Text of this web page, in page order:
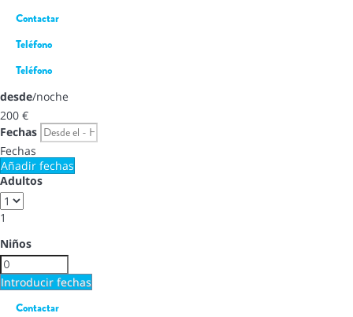
Contactar
Teléfono
Teléfono
desde/noche
200 €
Fechas
Fechas
Añadir fechas
Adultos
1
Niños
Introducir fechas
Contactar